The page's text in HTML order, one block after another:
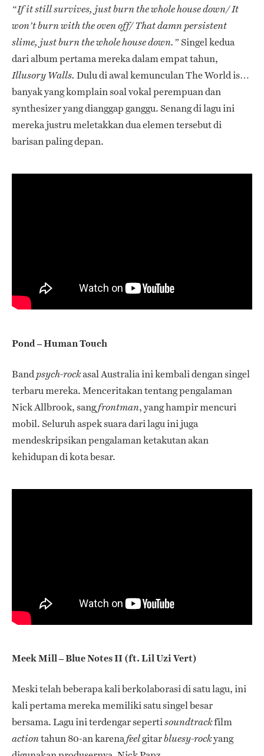
“If it still survives, just burn the whole house down/ It
won’t burn with the oven off/ That damn persistent
slime, just burn the whole house down.” Singel kedua
dari album pertama mereka dalam empat tahun,
Illusory Walls. Dulu di awal kemunculan The World is…
banyak yang komplain soal vokal perempuan dan
synthesizer yang dianggap ganggu. Senang di lagu ini
mereka justru meletakkan dua elemen tersebut di
barisan paling depan.
Pond – Human Touch
Bandpsych-rockasal Australia ini kembali dengan singel
terbaru mereka. Menceritakan tentang pengalaman
Nick Allbrook, sangfrontman, yang hampir mencuri
mobil. Seluruh aspek suara dari lagu ini juga
mendeskripsikan pengalaman ketakutan akan
kehidupan di kota besar.
Meek Mill – Blue Notes II (ft. Lil Uzi Vert)
Meski telah beberapa kali berkolaborasi di satu lagu, ini
kali pertama mereka memiliki satu singel besar
bersama. Lagu ini terdengar sepertisoundtrackfilm
actiontahun 80-an karenafeelgitarbluesy-rockyang